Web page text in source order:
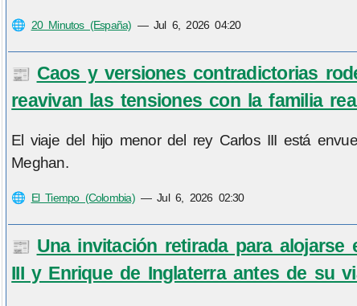
🌐 20 Minutos (España) —Jul 6, 2026 04:20
📰 Caos y versiones contradictorias
reavivan las tensiones con la familia
El viaje del hijo menor del rey Carlos III está
Meghan.
🌐 El Tiempo (Colombia)—Jul 6, 2026 02:30
📰 Una invitación retirada para
III y Enrique de Inglaterra antes de su